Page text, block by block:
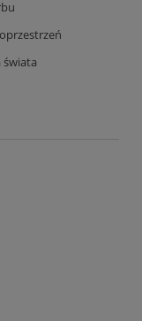
świata